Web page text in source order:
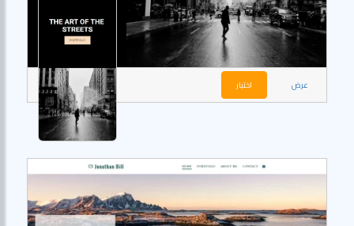
عرض اختيار